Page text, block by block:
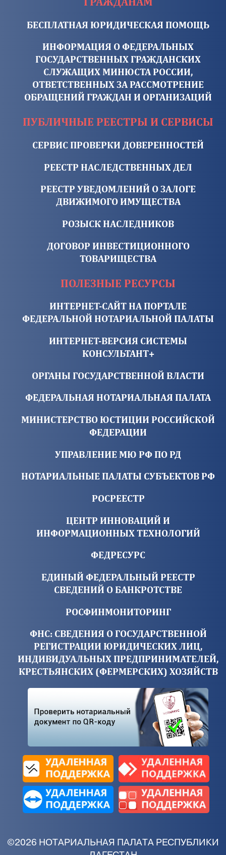
БЕСПЛАТНАЯ ЮРИДИЧЕСКАЯ ПОМОЩЬ
ИНФОРМАЦИЯ О ФЕДЕРАЛЬНЫХ
ГОСУДАРСТВЕННЫХ ГРАЖДАНСКИХ
СЛУЖАЩИХ МИНЮСТА РОССИИ,
ОТВЕТСТВЕННЫХ ЗА РАССМОТРЕНИЕ
ОБРАЩЕНИЙ ГРАЖДАН И ОРГАНИЗАЦИЙ
ПУБЛИЧНЫЕ РЕЕСТРЫ И СЕРВИСЫ
СЕРВИС ПРОВЕРКИ ДОВЕРЕННОСТЕЙ
РЕЕСТР НАСЛЕДСТВЕННЫХ ДЕЛ
РЕЕСТР УВЕДОМЛЕНИЙ О ЗАЛОГЕ
ДВИЖИМОГО ИМУЩЕСТВА
РОЗЫСК НАСЛЕДНИКОВ
ДОГОВОР ИНВЕСТИЦИОННОГО
ТОВАРИЩЕСТВА
ПОЛЕЗНЫЕ РЕСУРСЫ
ИНТЕРНЕТ-САЙТ НА ПОРТАЛЕ
ФЕДЕРАЛЬНОЙ НОТАРИАЛЬНОЙ ПАЛАТЫ
ИНТЕРНЕТ-ВЕРСИЯ СИСТЕМЫ
КОНСУЛЬТАНТ+
ОРГАНЫ ГОСУДАРСТВЕННОЙ ВЛАСТИ
ФЕДЕРАЛЬНАЯ НОТАРИАЛЬНАЯ ПАЛАТА
МИНИСТЕРСТВО ЮСТИЦИИ РОССИЙСКОЙ
ФЕДЕРАЦИИ
УПРАВЛЕНИЕ МЮ РФ ПО РД
НОТАРИАЛЬНЫЕ ПАЛАТЫ СУБЪЕКТОВ РФ
РОСРЕЕСТР
ЦЕНТР ИННОВАЦИЙ И
ИНФОРМАЦИОННЫХ ТЕХНОЛОГИЙ
ФЕДРЕСУРС
ЕДИНЫЙ ФЕДЕРАЛЬНЫЙ РЕЕСТР
СВЕДЕНИЙ О БАНКРОТСТВЕ
РОСФИНМОНИТОРИНГ
ФНС: СВЕДЕНИЯ О ГОСУДАРСТВЕННОЙ
РЕГИСТРАЦИИ ЮРИДИЧЕСКИХ ЛИЦ,
ИНДИВИДУАЛЬНЫХ ПРЕДПРИНИМАТЕЛЕЙ,
КРЕСТЬЯНСКИХ (ФЕРМЕРСКИХ) ХОЗЯЙСТВ
©2026 НОТАРИАЛЬНАЯ ПАЛАТА РЕСПУБЛИКИ